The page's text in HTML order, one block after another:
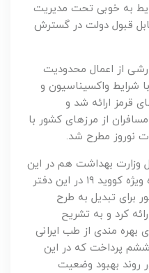
به خوبی تحت مدیریت
قبول دولت در گسترش
از اعمال محدودیت
شرایط واکسیناسیون و
قرمز ارائه شد و
از مرزهای کشور با
نوروز مطرح شد.
وزارت بهداشت هم در این
جلسه گزارشی از تشکیل کارگروه ویژه کووید ۱۹ در این دفتر
کشور برای تبدیل به طرح
کرد و به تشریح
بهره مندی از طب ایرانی
کووید ۱۹ در موج ششم پرداخت که در این
روند بهبود وضعیت